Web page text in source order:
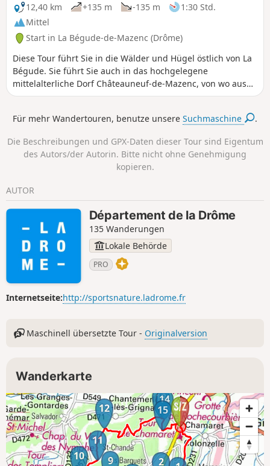
12,40 km
+135 m -135 m
1:30 Std.
Mittel
Start in La Bégude-de-Mazenc (Drôme)
Diese Tour führt Sie in die Wälder und Hügel östlich von La
Bégude. Sie führt Sie auch in das hochgelegene
mittelalterliche Dorf Châteauneuf-de-Mazenc, von wo aus
Sie dank der atemberaubenden Aussicht die Felder und
Für mehr Wandertouren, benutze unsereSuchmaschine .
Die Beschreibungen und GPX-Daten dieser Tour sind Eigentum
des Autors/der Autorin. Bitte nicht ohne Genehmigung
kopieren.
AUTOR
Département de la Drôme
135 Wanderungen
Lokale Behörde
PRO
Internetseite:http://sportsnature.ladrome.fr
Maschinell übersetzte Tour - Originalversion
Wanderkarte
2
9
10
11
12
13
14
15